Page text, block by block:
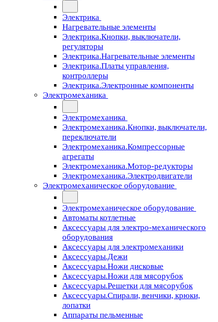
Электрика
Нагревательные элементы
Электрика.Кнопки, выключатели,
регуляторы
Электрика.Нагревательные элементы
Электрика.Платы управления,
контроллеры
Электрика.Электронные компоненты
Электромеханика
Электромеханика
Электромеханика.Кнопки, выключатели,
переключатели
Электромеханика.Компрессорные
агрегаты
Электромеханика.Мотор-редукторы
Электромеханика.Электродвигатели
Электромеханическое оборудование
Электромеханическое оборудование
Автоматы котлетные
Аксессуары для электро-механического
оборудования
Аксессуары для электромеханики
Аксессуары.Дежи
Аксессуары.Ножи дисковые
Аксессуары.Ножи для мясорубок
Аксессуары.Решетки для мясорубок
Аксессуары.Спирали, венчики, крюки,
лопатки
Аппараты пельменные